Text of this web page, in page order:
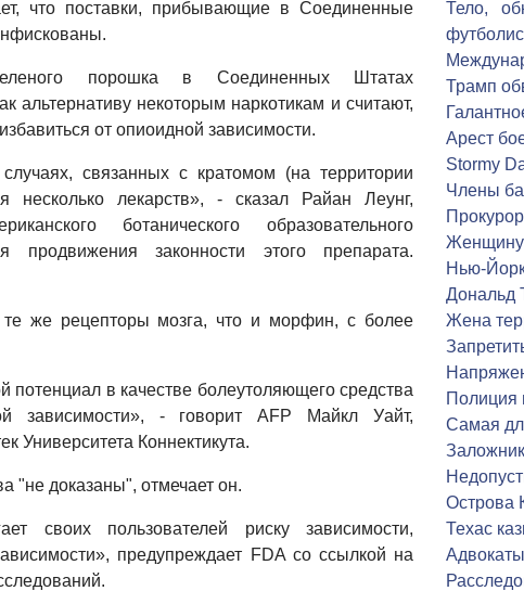
что поставки, прибывающие в Соединенные
порошка в Соединенных Штатах
альтернативу некоторым наркотикам и считают,
от опиоидной зависимости.
связанных с кратомом (на территории
несколько лекарств», - сказал Райан Леунг,
ботанического образовательного
продвижения законности этого препарата.
те же рецепторы мозга, что и морфин, с более
потенциал в качестве болеутоляющего средства
зависимости», - говорит AFP Майкл Уайт,
Университета Коннектикута.
"не доказаны", отмечает он.
своих пользователей риску зависимости,
предупреждает FDA со ссылкой на
Тело,
Трамп
Арест
Stormy
Члены
Женщину
Нью-
Дональд
Жена
Полиция
Самая
Острова
Техас